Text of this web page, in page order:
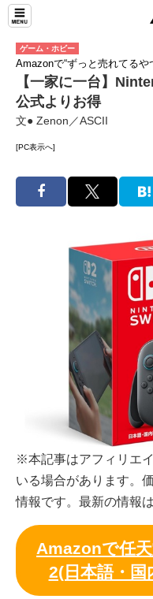
ゲーム・ホビー
Amazonで“ずっと売れてるや
【一家に一台】
公式よりお得
文● Zenon／ASCII
[PC表示へ]
※本記事はアフィリエ
いる場合があります。
情報です。最新の情報
Amazonで任
2(日本語・国